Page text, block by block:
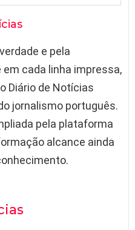
e pela
cada linha impressa,
Diário de Notícias
jornalismo português.
pela plataforma
alcance ainda